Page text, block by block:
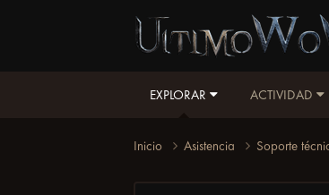
EXPLORAR ACTIVIDAD
Inicio Asistencia Soporte